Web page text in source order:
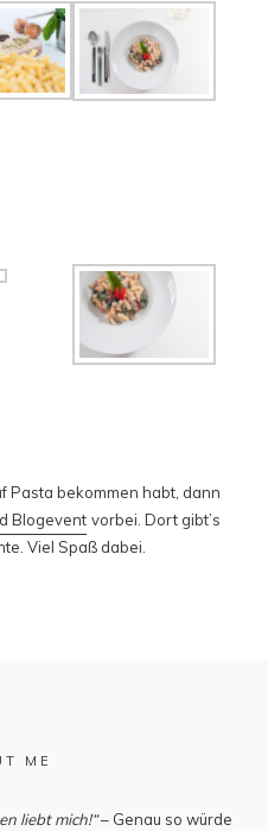
Pasta bekommen habt, dann
Blogevent vorbei. Dort gibt’s
Viel Spaß dabei.
ME
liebt mich!“– Genau so würde